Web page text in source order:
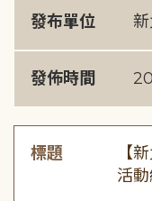
發布單位
發佈時間
標題
【
活